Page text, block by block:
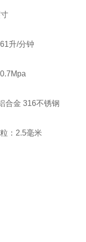
升/分钟
合金 316不锈钢
：2.5毫米